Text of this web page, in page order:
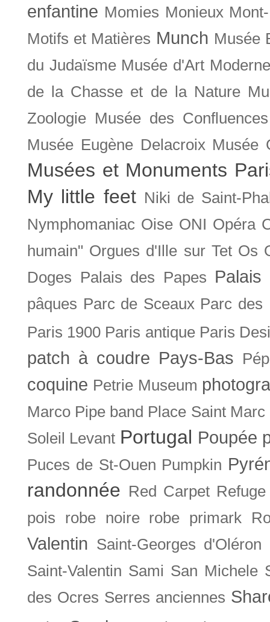
enfantine Momies Monieux
Motifs et Matières Munch Musée
du Judaïsme Musée d'Art
de la Chasse et de la Nature
Zoologie Musée des Confluences
Musée Eugène Delacroix Musée
Musées et Monuments
My little feet Niki de Saint-
Nymphomaniac Oise ONI Opéra
humain" Orgues d'Ille sur Tet Os
Doges
Palais des Papes Palais
pâques Parc de Sceaux Parc des
Paris 1900 Paris antique Paris
patch à coudre Pays-Bas
coquine Petrie Museum
Marco Pipe band Place Saint Marc
Soleil Levant Portugal Poupée
Puces de St-Ouen Pumpkin
randonnée Red Carpet Refuge
pois
robe noire robe primark
Valentin Saint-Georges d'Oléron
Saint-Valentin Sami San Michele
des Ocres Serres anciennes